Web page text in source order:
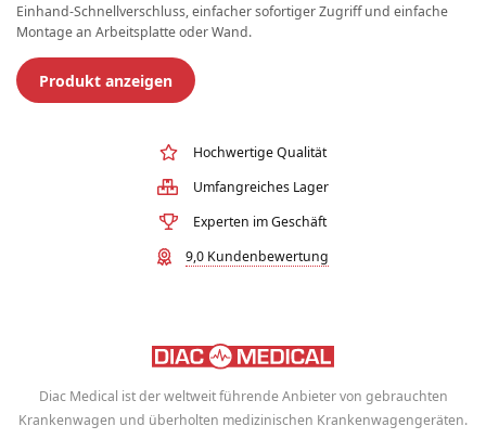
Einhand-Schnellverschluss, einfacher sofortiger Zugriff und einfache
Montage an Arbeitsplatte oder Wand.
Produkt anzeigen
Hochwertige Qualität
Umfangreiches Lager
Experten im Geschäft
9,0 Kundenbewertung
Diac Medical ist der weltweit führende Anbieter von gebrauchten
Krankenwagen und überholten medizinischen Krankenwagengeräten.